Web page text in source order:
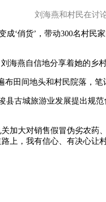
刘海燕和村民在讨
俏货’，带动300名村民
燕自信地分享着她的乡
间地头和村民院落，笔
城旅游业发展提出规
大对销售假冒伪劣农药
上，我有信心、有决心让